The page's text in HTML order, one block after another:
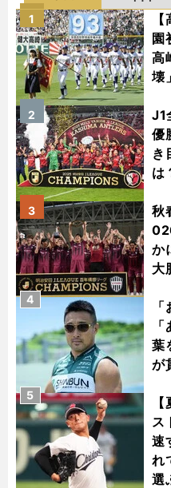
園
高
壊
1
J1
優
き
は
2
秋
か
大
3
葉
が
4
ス
速
れ
選
5